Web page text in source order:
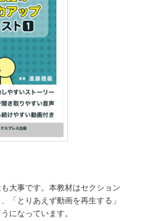
大事です。本教材はセクション
「とりあえず動画を再生する」
になっています。